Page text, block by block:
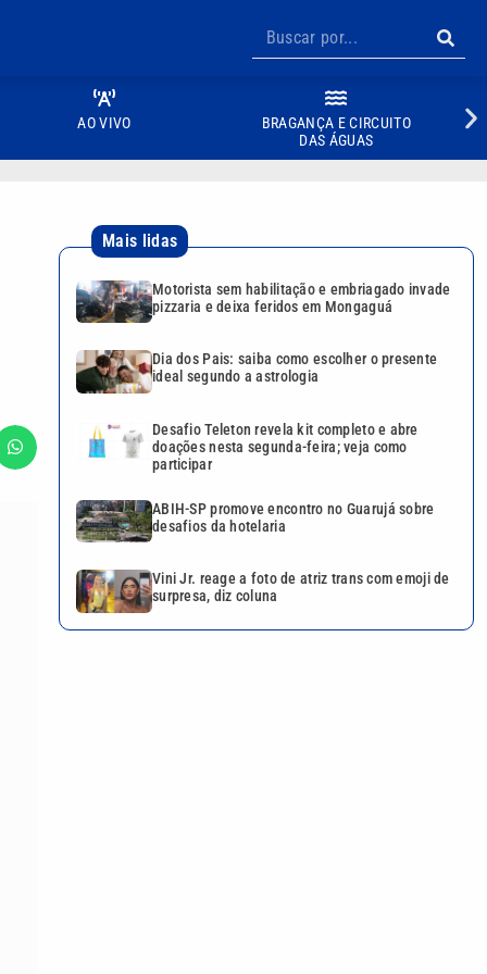
AO VIVO
BRAGANÇA E CIRCUITO
DAS ÁGUAS
Mais lidas
Motorista sem habilitação e embriagado invade
pizzaria e deixa feridos em Mongaguá
Dia dos Pais: saiba como escolher o presente
ideal segundo a astrologia
Desafio Teleton revela kit completo e abre
doações nesta segunda-feira; veja como
participar
ABIH-SP promove encontro no Guarujá sobre
desafios da hotelaria
Vini Jr. reage a foto de atriz trans com emoji de
surpresa, diz coluna